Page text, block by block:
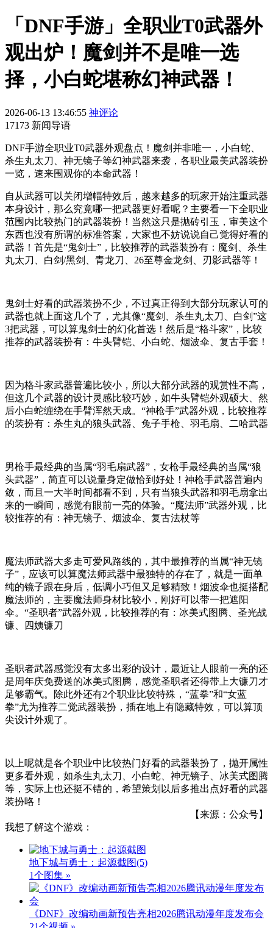
「DNF手游」全职业T0武器外
观出炉！魔剑并不是唯一选
择，小白蛇堪称幻神武器！
2026-06-13 13:46:55 神评论
17173 新闻导语
DNF手游全职业T0武器外观盘点！魔剑并非唯一，小白蛇、
杀生丸太刀、神无镜子等幻神武器来袭，各职业最美武器装扮
一览，速来围观你的本命武器！
自从武器可以关闭增幅特效后，越来越多的玩家开始注重武器
本身设计，那么究竟哪一把武器更好看呢？主要看一下全职业
范围内比较热门的武器装扮！当然这只是抛砖引玉，审美这个
东西也没有所谓的标准答案，大家也不妨说说自己觉得好看的
武器！首先是“鬼剑士”，比较推荐的武器装扮有：魔剑、杀生
丸太刀、白剑/黑剑、青龙刀、26至尊金龙剑、刃影武器等！
鬼剑士好看的武器装扮不少，不过真正得到大部分玩家认可的
武器也就上面这几个了，尤其像“魔剑、杀生丸太刀、白剑”这
3把武器，可以算鬼剑士的幻化首选！然后是“格斗家”，比较
推荐的武器装扮有：牛头臂铠、小白蛇、烟波伞、复古手套！
因为格斗家武器普遍比较小，所以大部分武器的观赏性不高，
但这几个武器的设计灵感比较巧妙，如牛头臂铠外观硕大、然
后小白蛇缠绕在手臂浑然天成。“神枪手”武器外观，比较推荐
的装扮有：杀生丸的狼头武器、兔子手枪、羽毛扇、二哈武器
男枪手最经典的当属“羽毛扇武器”，女枪手最经典的当属“狼
头武器”，简直可以说量身定做恰到好处！神枪手武器普遍内
敛，而且一大半时间都看不到，只有当狼头武器和羽毛扇拿出
来的一瞬间，感觉有眼前一亮的体验。“魔法师”武器外观，比
较推荐的有：神无镜子、烟波伞、复古法杖等
魔法师武器大多走可爱风路线的，其中最推荐的当属“神无镜
子”，应该可以算魔法师武器中最独特的存在了，就是一面单
纯的镜子跟在身后，低调小巧但又足够精致！烟波伞也挺搭配
魔法师的，主要魔法师身材比较小，刚好可以带一把遮阳
伞。“圣职者”武器外观，比较推荐的有：冰美式图腾、圣光战
镰、四姨镰刀
圣职者武器感觉没有太多出彩的设计，最近让人眼前一亮的还
是周年庆免费送的冰美式图腾，感觉圣职者还得带上大镰刀才
足够霸气。除此外还有2个职业比较特殊，“蓝拳”和“女蓝
拳”尤为推荐二觉武器装扮，插在地上有隐藏特效，可以算顶
尖设计外观了。
以上呢就是各个职业中比较热门好看的武器装扮了，抛开属性
更多看外观，如杀生丸太刀、小白蛇、神无镜子、冰美式图腾
等，实际上也还挺不错的，希望策划以后多推出点好看的武器
装扮咯！
【来源：公众号】
我想了解这个游戏：
地下城与勇士：起源截图(5)
1个图集 »
《DNF》改编动画新预告亮相2026腾讯动漫年度发布会